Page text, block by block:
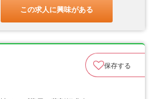
この求人に興味がある
保存する